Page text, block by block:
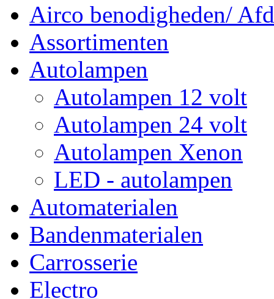
Airco benodigheden/
Assortimenten
Autolampen
Autolampen 12 volt
Autolampen 24 volt
Autolampen Xenon
LED - autolampen
Automaterialen
Bandenmaterialen
Carrosserie
Electro